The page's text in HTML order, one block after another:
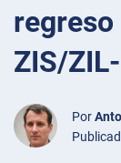
ZIS/
Por